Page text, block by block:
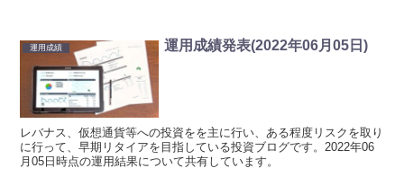
運用成績 運用成績発表(2022年06月05日)
レバナス、仮想通貨等への投資をを主に行い、ある程度リスクを取り
に行って、早期リタイアを目指している投資ブログです。2022年06
月05日時点の運用結果について共有しています。